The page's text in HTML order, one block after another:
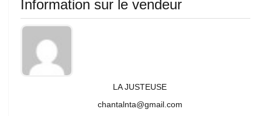
Information sur le vendeur
LA JUSTEUSE
chantalnta@gmail.com